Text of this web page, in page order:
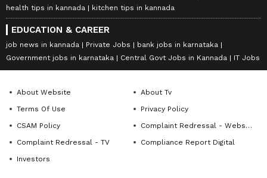
health tips in kannada
kitchen tips in kannada
EDUCATION & CAREER
job news in kannada Private Jobs
bank jobs in karnataka
Government jobs in karnataka
Central Govt Jobs in Kannada IT Jobs
About Website
About Tv
Terms Of Use
Privacy Policy
CSAM Policy
Complaint Redressal - Website
Complaint Redressal - TV
Compliance Report Digital
Investors